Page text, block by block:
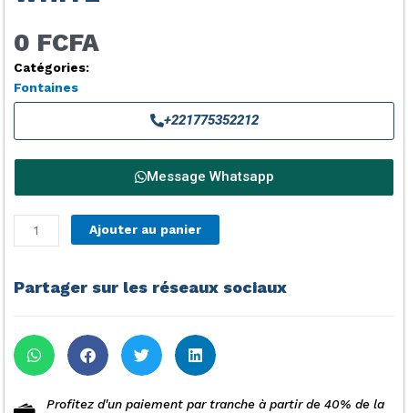
0 FCFA
Catégories:
Fontaines
+221775352212
Message Whatsapp
quantité
de
NASCO
WHITE
Ajouter au panier
Partager sur les réseaux sociaux
Profitez d'un paiement par tranche à partir de 40% de la